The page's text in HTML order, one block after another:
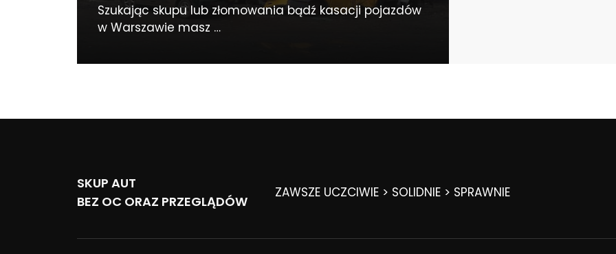
Szukając skupu lub złomowania bądź kasacji pojazdów
w Warszawie masz …
SKUP AUT
BEZ OC ORAZ PRZEGLĄDÓW
ZAWSZE UCZCIWIE > SOLIDNIE > SPRAWNIE